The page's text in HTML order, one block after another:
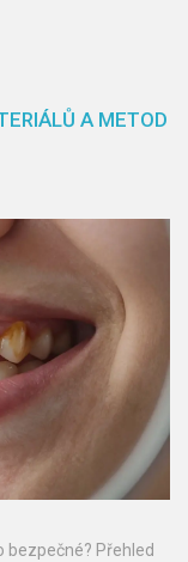
A METOD
bezpečné? Přehled